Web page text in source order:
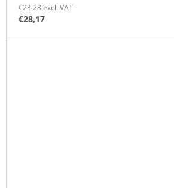
€23,28 excl. VAT
€28,17